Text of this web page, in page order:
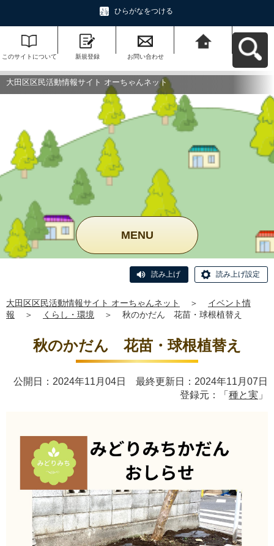
ひらがなをつける
このサイトについて 新規登録 お問い合わせ
ットへ戻る
大田区区民活動情報サイト オーちゃんネット
MENU
読み上げ 読み上げ設定
大田区区民活動情報サイト オーちゃんネット ＞
イベント情
報
＞ くらし・環境 ＞ 秋のかだん 花苗・球根植替え
秋のかだん 花苗・球根植替え
公開日：2024年11月04日 最終更新日：2024年11月07日
登録元：「 種と実 」